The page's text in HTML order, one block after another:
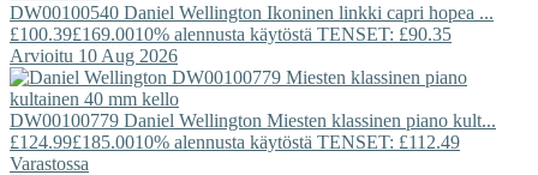
DW00100540 Daniel Wellington Ikoninen linkki capri hopea ...
£100.39£169.0010% alennusta käytöstä TENSET: £90.35
Arvioitu 10 Aug 2026
DW00100779 Daniel Wellington Miesten klassinen piano kult...
£124.99£185.0010% alennusta käytöstä TENSET: £112.49
Varastossa